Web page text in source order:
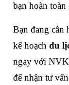
bạn hoàn
Bạn đang cần
kế hoạch du
ngay với NVK
để nhận tư